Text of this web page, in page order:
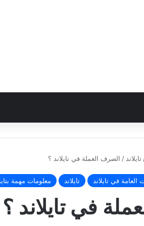
تايلاند / الصرف العملة في تايلاند ؟
العامة في تايلاند تايلاند معلومات مهمة
في تايلاند ؟